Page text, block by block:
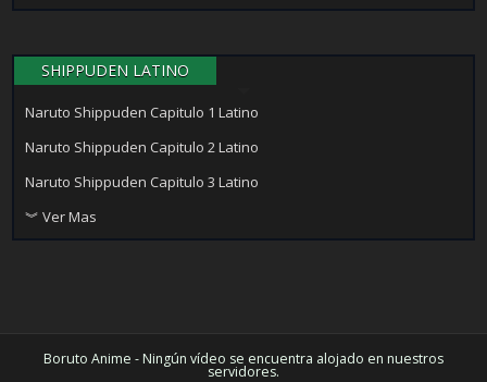
SHIPPUDEN LATINO
Naruto Shippuden Capitulo 1 Latino
Naruto Shippuden Capitulo 2 Latino
Naruto Shippuden Capitulo 3 Latino
︾ Ver Mas
Boruto Anime - Ningún vídeo se encuentra alojado en nuestros
servidores.